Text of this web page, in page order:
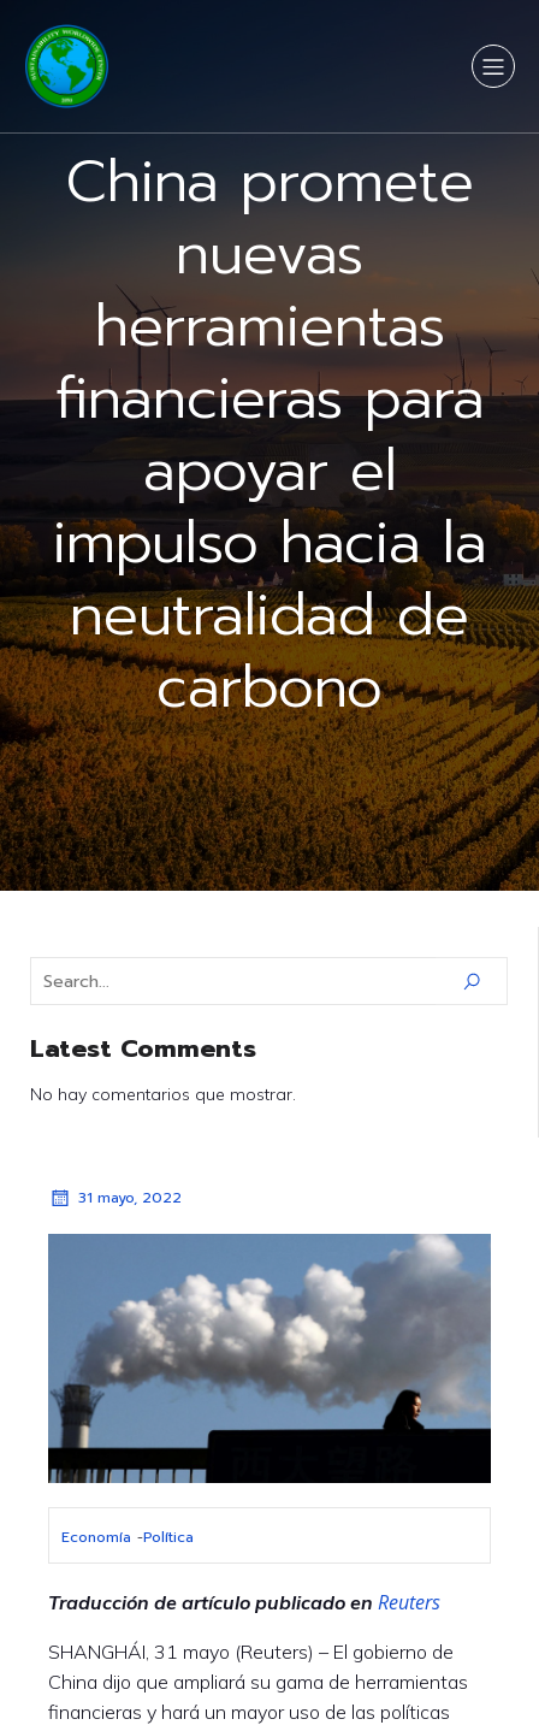
China promete
nuevas
herramientas
financieras para
apoyar el
impulso hacia la
neutralidad de
carbono
Latest Comments
No hay comentarios que mostrar.
31 mayo, 2022
Economía -Política
Traducción de artículo publicado en Reuters
SHANGHÁI, 31 mayo (Reuters) – El gobierno de
China dijo que ampliará su gama de herramientas
financieras y hará un mayor uso de las políticas